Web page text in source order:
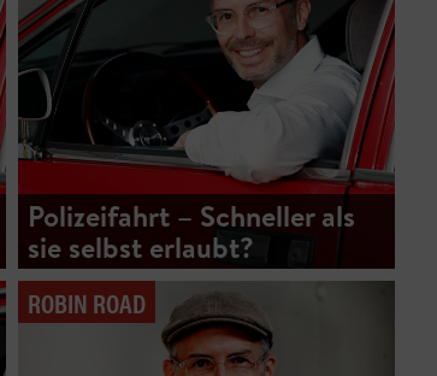
Polizeifahrt – Schneller als
sie selbst erlaubt?
ROBIN ROAD